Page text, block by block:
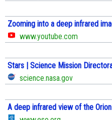
Zooming into a deep infrared
www.youtube.com
Stars | Science Mission
science.nasa.gov
A deep infrared view of the